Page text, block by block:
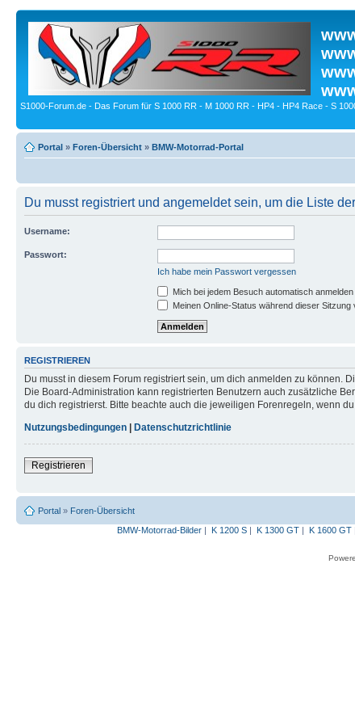
S1000-Forum.de - Das Forum für S 1000 RR - M 1000 RR - HP4 - HP4 Race - S
Portal » Foren-Übersicht » BMW-Motorrad-Portal
Du musst registriert und angemeldet sein, um die Liste
Username:
Passwort:
Ich habe mein Passwort vergessen
Mich bei jedem Besuch automatisch anmelden
Meinen Online-Status während dieser Sitzung
REGISTRIEREN
Du musst in diesem Forum registriert sein, um dich anmelden zu können.
Die Board-Administration kann registrierten Benutzern auch zusätzliche
du dich registrierst. Bitte beachte auch die jeweiligen Forenregeln, wenn
Nutzungsbedingungen
Datenschutzrichtlinie
Registrieren
Portal » Foren-Übersicht
BMW-Motorrad-Bilder| K 1200 S| K 1300 GT| K 1600 GT